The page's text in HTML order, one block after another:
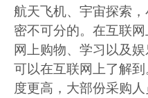
航天飞机、宇宙探索
密不可分的。在互联
网上购物、学习以及
可以在互联网上了解
度更高，大部份采购